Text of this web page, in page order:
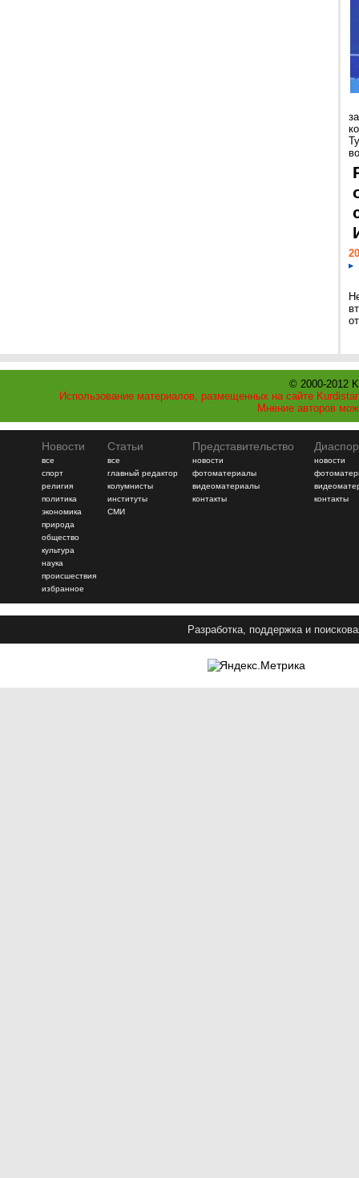
© 2000-2012
Использование материалов, размещенных на сайте
Мнение авторов
Новости
все
спорт
религия
политика
экономика
природа
общество
культура
наука
происшествия
избранное
Статьи
все
главный редактор
колумнисты
институты
СМИ
Представительство
новости
фотоматериалы
видеоматериалы
контакты
новости
контакты
Разработка, поддержка и